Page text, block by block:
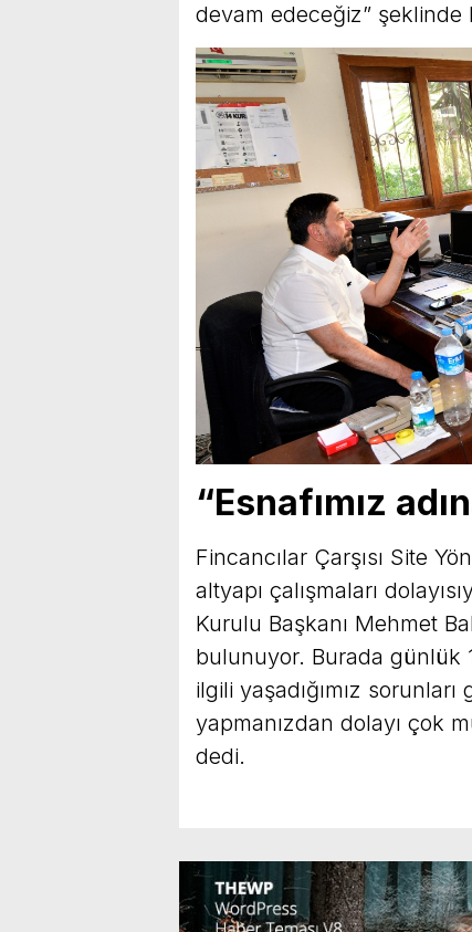
devam edeceğiz” şeklinde
“Esnafımız
Fincancılar Çarşısı Site
altyapı çalışmaları
Kurulu Başkanı Mehmet
bulunuyor. Burada günlük
ilgili yaşadığımız
yapmanızdan dolayı çok
dedi.